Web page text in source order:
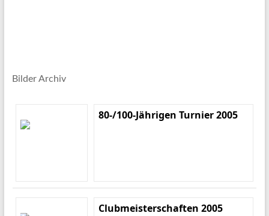
Bilder Archiv
80-/100-Jährigen Turnier 2005
Clubmeisterschaften 2005